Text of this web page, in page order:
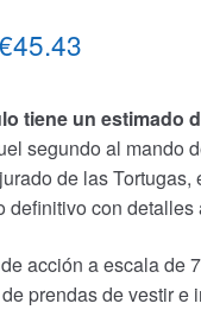
era:
El
actual
es:
€45.43.
tiene un estimado
segundo al mando
de las Tortugas,
definitivo con
acción a escala de
prendas de vestir e